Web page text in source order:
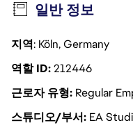
일반 정보
지역: Köln, Germany
역할 ID212446
근로자 유형 Regular
스튜디오/부서 EA